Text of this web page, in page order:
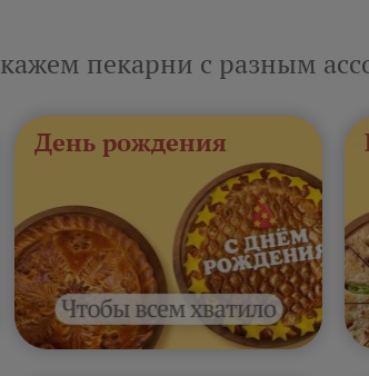
пекарни с разным
День рождения